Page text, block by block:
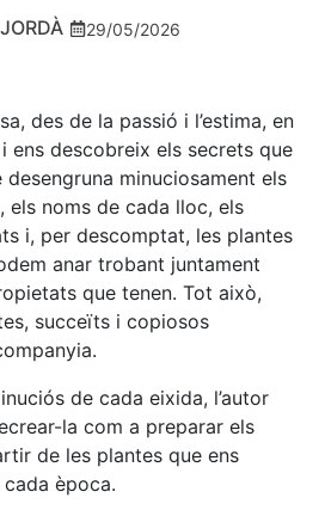
29/05/2026
des de la passió i l’estima, en
ens descobreix els secrets que
desengruna minuciosament els
els noms de cada lloc, els
i, per descomptat, les plantes
anar trobant juntament
que tenen. Tot això,
succeïts i copiosos
de cada eixida, l’autor
la com a preparar els
de les plantes que ens
època.